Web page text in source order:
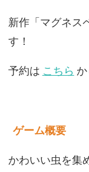
新作「マグネス
す！
予約は こちら か
ゲーム概要
かわいい虫を集